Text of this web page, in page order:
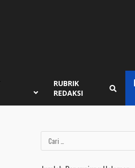
RUBRIK
REDAKSI
Cari
untuk: